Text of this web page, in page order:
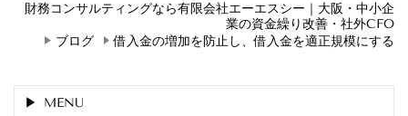
財務コンサルティングなら有限会社エーエスシー｜大阪・中小企
業の資金繰り改善・社外CFO
ブログ
借入金の増加を防止し、借入金を適正規模にする
MENU